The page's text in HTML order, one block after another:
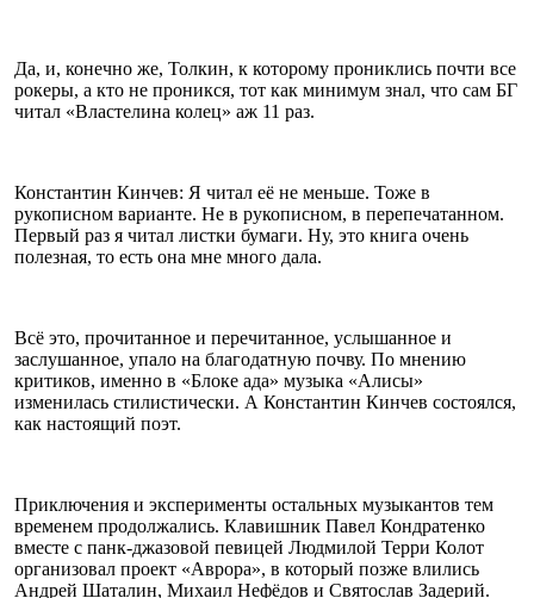
Да, и, конечно же, Толкин, к которому прониклись почти все
рокеры, а кто не проникся, тот как минимум знал, что сам БГ
читал «Властелина колец» аж 11 раз.
Константин Кинчев: Я читал её не меньше. Тоже в
рукописном варианте. Не в рукописном, в перепечатанном.
Первый раз я читал листки бумаги. Ну, это книга очень
полезная, то есть она мне много дала.
Всё это, прочитанное и перечитанное, услышанное и
заслушанное, упало на благодатную почву. По мнению
критиков, именно в «Блоке ада» музыка «Алисы»
изменилась стилистически. А Константин Кинчев состоялся,
как настоящий поэт.
Приключения и эксперименты остальных музыкантов тем
временем продолжались. Клавишник Павел Кондратенко
вместе с панк-джазовой певицей Людмилой Терри Колот
организовал проект «Аврора», в который позже влились
Андрей Шаталин, Михаил Нефёдов и Святослав Задерий.